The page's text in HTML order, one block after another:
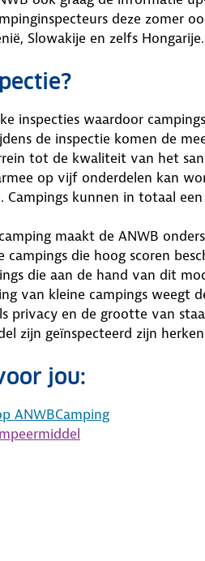
deze zomer
Slowakije en zelfs Hongarije.
inspecties waardoor
de inspectie komen de
tot de kwaliteit van het
op vijf onderdelen kan
Campings kunnen in totaal
maakt de ANWB
campings die hoog scoren
die aan de hand van dit
van kleine campings weegt
privacy en de grootte van
zijn geïnspecteerd zijn
jou:
ANWBCamping